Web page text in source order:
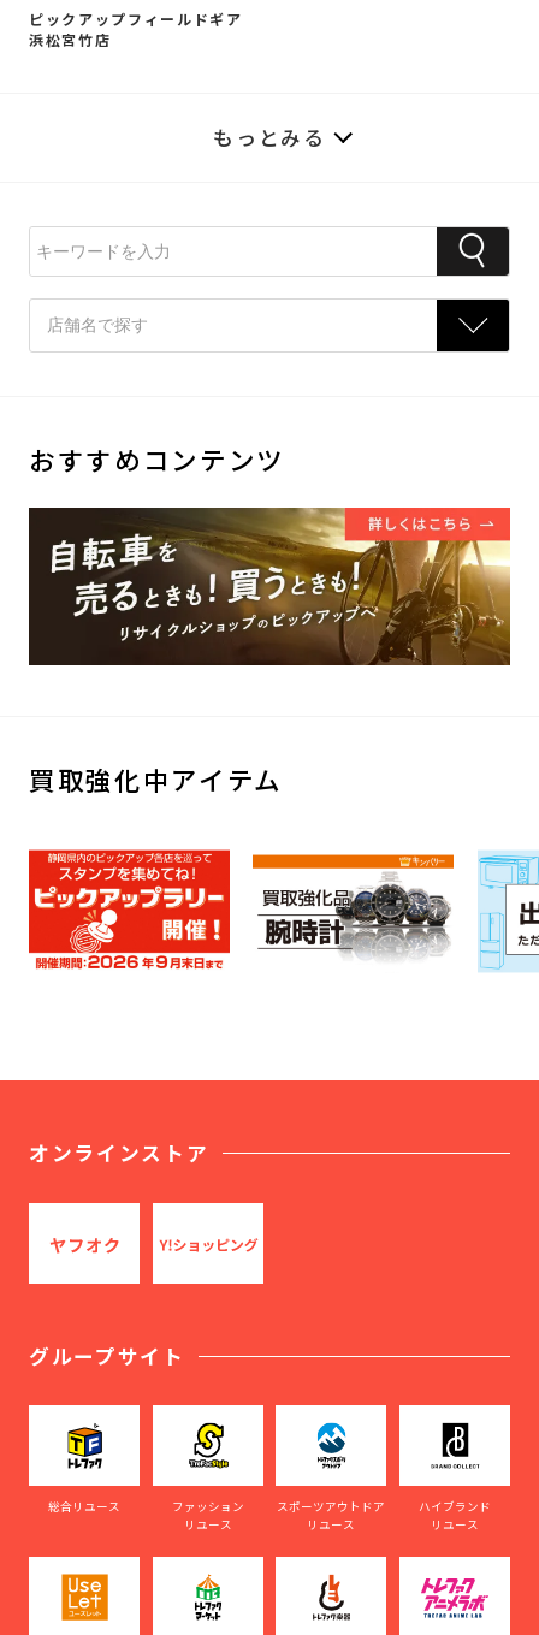
ピックアップフィールドギア
浜松宮竹店
もっとみる
おすすめコンテンツ
買取強化中アイテム
オンラインストア
グループサイト
総合リユース
ファッション
リユース
スポーツアウトドア
リユース
ハイブランド
リユース